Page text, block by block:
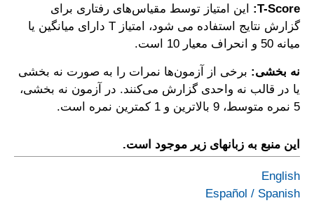
T-Score:
این امتیاز توسط مقیاس‌های رفتاری برای
گزارش نتایج استفاده می شود، امتیاز T دارای میانگین یا
میانه 50 و انحراف معیار 10 است.
نه بخشی: برخی از آزمون‌ها نمرات را به صورت نه بخشی
یا در قالب نه واحدی گزارش می‌کنند. در آزمون نه بخشی،
5 نمره متوسط، 9 بالاترین و 1 کمترین نمره است.
این منبع به زبانهای زیر موجود است.
English
Spanish
/
Español